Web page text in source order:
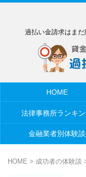
過払い金請求はまだ
HOME
法律事務所ランキ
金融業者別体験談
HOME > 成功者の体験談